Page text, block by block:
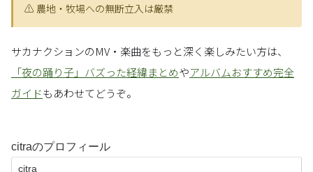
⚠️ 農地・牧場への無断立入は厳禁
サカナクションのMV・楽曲をもっと深く楽しみたい方は、
「夜の踊り子」バズった経緯まとめやアルバムおすすめ完全
ガイドもあわせてどうぞ。
citraのプロフィール
citra